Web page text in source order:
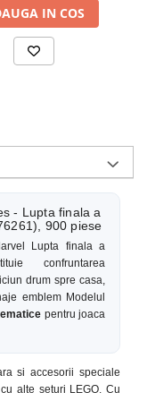
IN COS
- Lupta finala a
900 piese
Lupta finala a
confruntarea
drum spre casa,
emblem Modelul
pentru joaca
si accesorii speciale
alte seturi LEGO. Cu